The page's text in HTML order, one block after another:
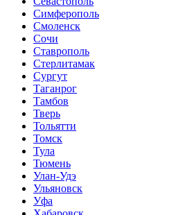
Симферополь
Смоленск
Сочи
Ставрополь
Стерлитамак
Сургут
Таганрог
Тамбов
Тверь
Тольятти
Томск
Тула
Тюмень
Улан-Удэ
Ульяновск
Уфа